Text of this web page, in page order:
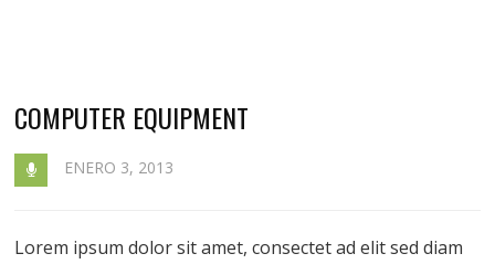
COMPUTER EQUIPMENT
ENERO 3, 2013
Lorem ipsum dolor sit amet, consectet ad elit sed diam